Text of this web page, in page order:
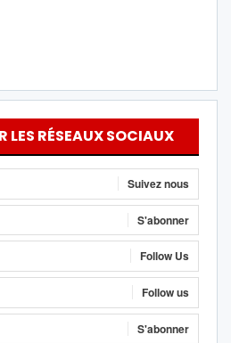
LES RÉSEAUX SOCIAUX
Suivez nous
S'abonner
Follow Us
Follow us
S'abonner